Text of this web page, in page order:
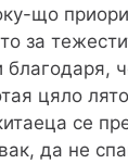
що
за
благодаря,
цяло
се
да не